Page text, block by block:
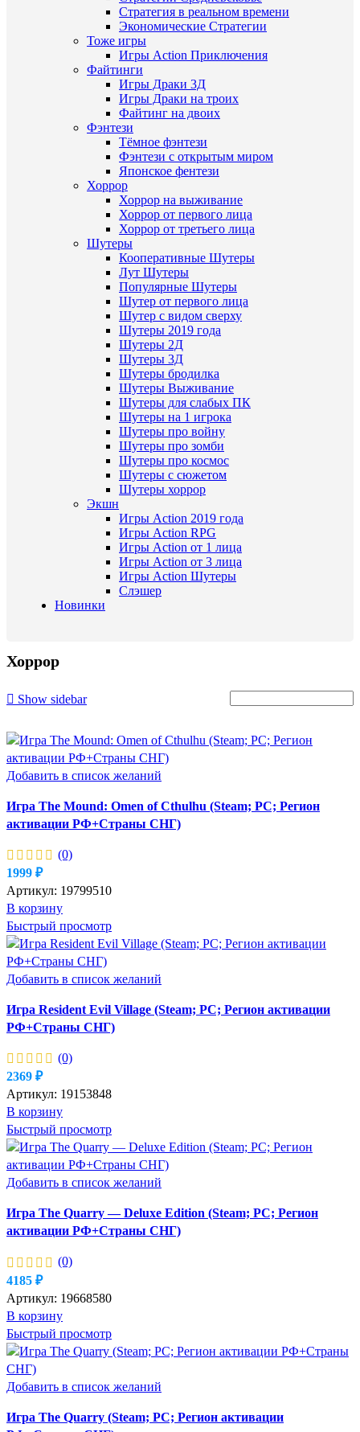
Стратегия в реальном времени
Экономические Стратегии
Тоже игры
Игры Action Приключения
Файтинги
Игры Драки 3Д
Игры Драки на троих
Файтинг на двоих
Фэнтези
Тёмное фэнтези
Фэнтези с открытым миром
Японское фентези
Хоррор
Хоррор на выживание
Хоррор от первого лица
Хоррор от третьего лица
Шутеры
Кооперативные Шутеры
Лут Шутеры
Популярные Шутеры
Шутер от первого лица
Шутер с видом сверху
Шутеры 2019 года
Шутеры 2Д
Шутеры 3Д
Шутеры бродилка
Шутеры Выживание
Шутеры для слабых ПК
Шутеры на 1 игрока
Шутеры про войну
Шутеры про зомби
Шутеры про космос
Шутеры с сюжетом
Шутеры хоррор
Экшн
Игры Action 2019 года
Игры Action RPG
Игры Action от 1 лица
Игры Action от 3 лица
Игры Action Шутеры
Слэшер
Новинки
Хоррор
Show sidebar
Добавить в список желаний
Игра The Mound: Omen of Cthulhu (Steam; PC; Регион
активации РФ+Страны СНГ)
(0)
1999 ₽
Артикул: 19799510
В корзину
Быстрый просмотр
Добавить в список желаний
Игра Resident Evil Village (Steam; PC; Регион активации
РФ+Страны СНГ)
(0)
2369 ₽
Артикул: 19153848
В корзину
Быстрый просмотр
Добавить в список желаний
Игра The Quarry — Deluxe Edition (Steam; PC; Регион
активации РФ+Страны СНГ)
(0)
4185 ₽
Артикул: 19668580
В корзину
Быстрый просмотр
Добавить в список желаний
Игра The Quarry (Steam; PC; Регион активации